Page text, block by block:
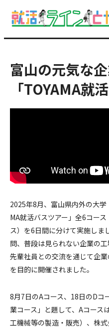
富山の元気な
「TOYAMA就
2025年8月、富山県内外の大
MA就活バスツアー」全6コー
ス）を6日間に分けて実施しま
問、普段は見られない企業の
先輩社員との交流を通じて企
を目的に開催されました。
8月7日のAコース、18日のDコ
業コース」と題して、Aコース
工機械等の製造・販売）、株